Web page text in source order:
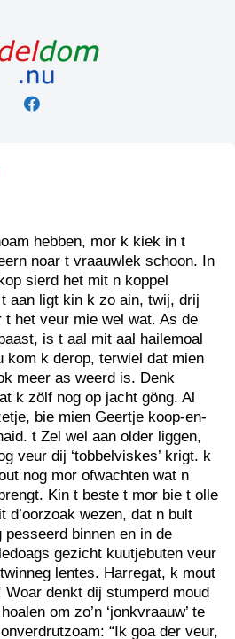
hebben, mor k kiek in t
noar t vraauwlek schoon. In
sierd het mit n koppel
aan ligt kin k zo ain, twij, drij
t het veur mie wel wat. As de
is t aal mit aal hailemoal
kom k derop, terwiel dat mien
meer as weerd is. Denk
k zölf nog op jacht göng. Al
bie mien Geertje koop-en-
t Zel wel aan older liggen,
veur dij ‘tobbelviskes’ krigt. k
nog mor ofwachten wat n
Kin t beste t mor bie t olle
d’oorzoak wezen, dat n bult
binnen en in de
gezicht kuutjebuten veur
lentes. Harregat, k mout
Woar denkt dij stumperd moud
om zo’n ‘jonkvraauw’ te
“Ik goa der veur,